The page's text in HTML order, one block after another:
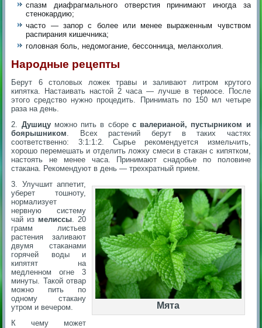
спазм диафрагмального отверстия принимают иногда за
стенокардию;
часто — запор с более или менее выраженным чувством
распирания кишечника;
головная боль, недомогание, бессонница, меланхолия.
Народные рецепты
Берут 6 столовых ложек травы и заливают литром крутого
кипятка. Настаивать настой 2 часа — лучше в термосе. После
этого средство нужно процедить. Принимать по 150 мл четыре
раза на день.
2. Душицуможно пить в сборе с валерианой, пустырником и
боярышником. Всех растений берут в таких частях
соответственно: 3:1:1:2. Сырье рекомендуется измельчить,
хорошо перемешать и отделить ложку смеси в стакан с кипятком,
настоять не менее часа. Принимают снадобье по половине
стакана. Рекомендуют в день — трехкратный прием.
Мята
3. Улучшит аппетит,
уберет тошноту,
нормализует
нервную систему
чай из мелиссы. 20
грамм листьев
растения заливают
двумя стаканами
горячей воды и
кипятят на
медленном огне 3
минуты. Такой отвар
можно пить по
одному стакану
утром и вечером.
К чему может